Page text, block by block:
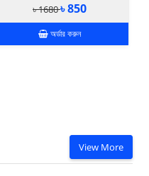
৳ 1680৳ 850
অর্ডার করুন
View More